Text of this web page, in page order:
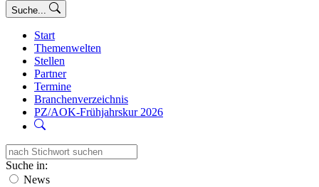
Suche...
Start
Themenwelten
Stellen
Partner
Termine
Branchenverzeichnis
PZ/AOK-Frühjahrskur 2026
Suche in:
News